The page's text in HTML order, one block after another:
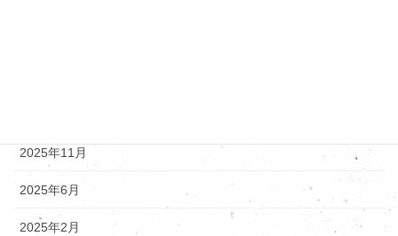
2025年11月
2025年6月
2025年2月